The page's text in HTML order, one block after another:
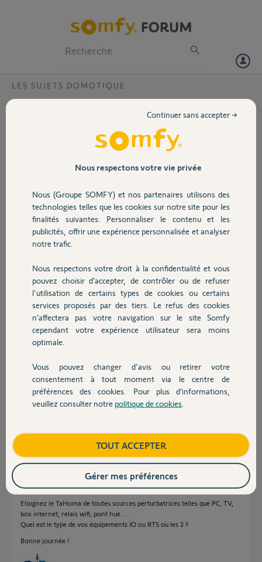
Volet
Sécurité
Domotique
Chauffage
Autres produits
Devis avec un pro
Contact
LES SUJETS DOMOTIQUE
Bonjour,
Tous les jours j'ai des
erreurs différentes et
malgré toutes les astuces
indiquées ici rien n'a
merci de votre réponse
voici l'adresse ip de ma
tahoma
cordialement
Merci,
claude J.
Participer au fil de discussion
Réponses
Bonjour
Eloignez le TaHoma de toutes sources perturbatrices telles que PC, TV,
box internet, relais wifi, pont hue ....
Quel est le type de vos équipements IO ou RTS ou les 2 ?
Bonne journée !
Nous respectons votre vie privée
Nous (Groupe SOMFY) et nos partenaires utilisons des
technologies telles que les cookies sur notre site pour les
finalités suivantes: Personnaliser le contenu et les
publicités, offrir une expérience personnalisée et analyser
notre trafic.
Nous respectons votre droit à la confidentialité et vous
pouvez choisir d’accepter, de contrôler ou de refuser
l'utilisation de certains types de cookies ou certains
services proposés par des tiers. Le refus des cookies
n’affectera pas votre navigation sur le site Somfy
cependant votre expérience utilisateur sera moins
optimale.
Vous pouvez changer d'avis ou retirer votre
consentement à tout moment via le centre de
préférences des cookies. Pour plus d’informations,
veuillez consulter notre politique de cookies
Continuer sans accepter →
TOUT ACCEPTER
Gérer mes préférences